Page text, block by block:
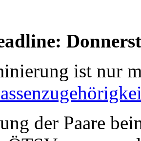
ist nur
der Paare